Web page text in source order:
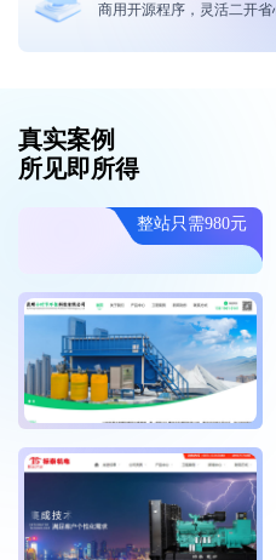
商用开源程序，灵活二开省
真实案例
所见即所得